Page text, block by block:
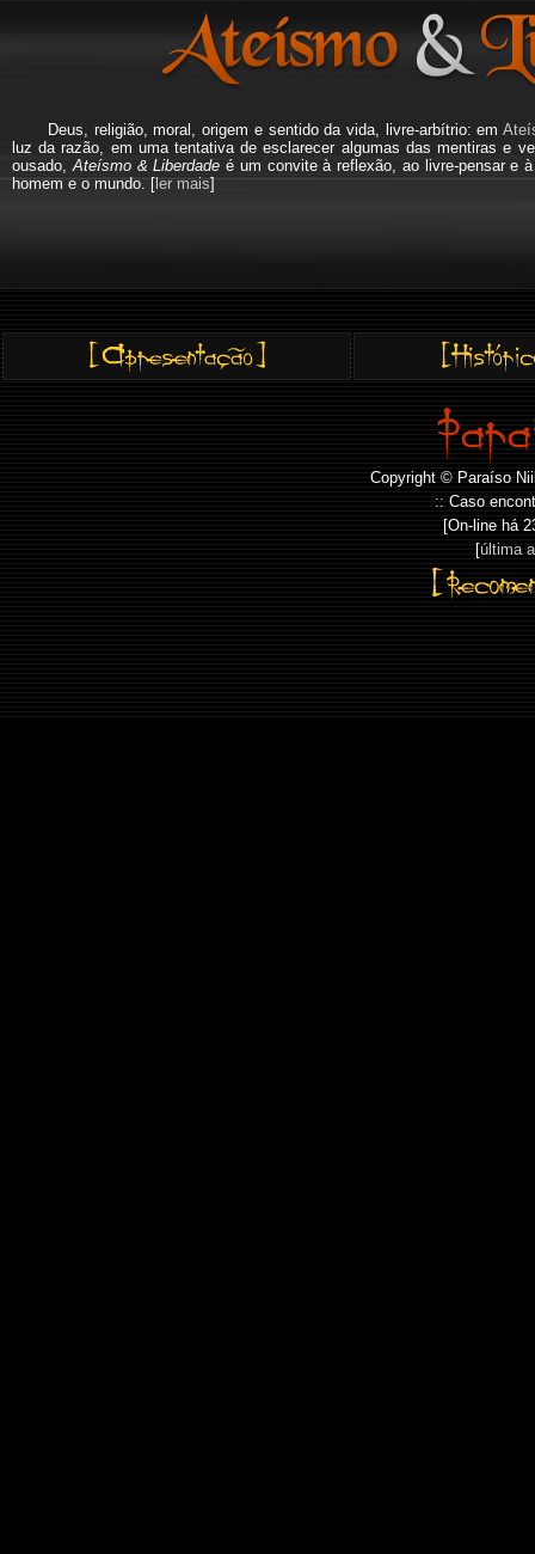
Deus, religião, moral, origem e sentido da vida, livre-arbítrio: em
luz da razão, em uma tentativa de esclarecer algumas das mentiras e
ousado, Ateísmo & Liberdade é um convite à reflexão, ao livre-pensar e
homem e o mundo. [ler mais]
Copyright © Paraíso
:: Caso
[On-line há
[última